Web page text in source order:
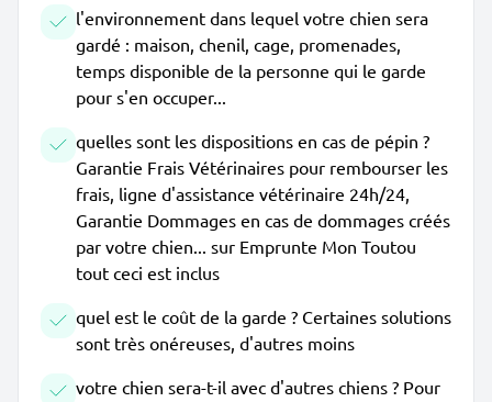
l'environnement dans lequel votre chien sera
gardé : maison, chenil, cage, promenades,
temps disponible de la personne qui le garde
pour s'en occuper...
quelles sont les dispositions en cas de pépin ?
Garantie Frais Vétérinaires pour rembourser les
frais, ligne d'assistance vétérinaire 24h/24,
Garantie Dommages en cas de dommages créés
par votre chien... sur Emprunte Mon Toutou
tout ceci est inclus
quel est le coût de la garde ? Certaines solutions
sont très onéreuses, d'autres moins
votre chien sera-t-il avec d'autres chiens ? Pour